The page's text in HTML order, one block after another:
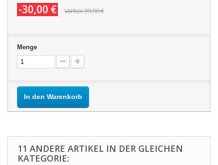
-30,00 € Vorher99,00 €
Menge
In den Warenkorb
11 ANDERE ARTIKEL IN DER GLEICHEN
KATEGORIE: